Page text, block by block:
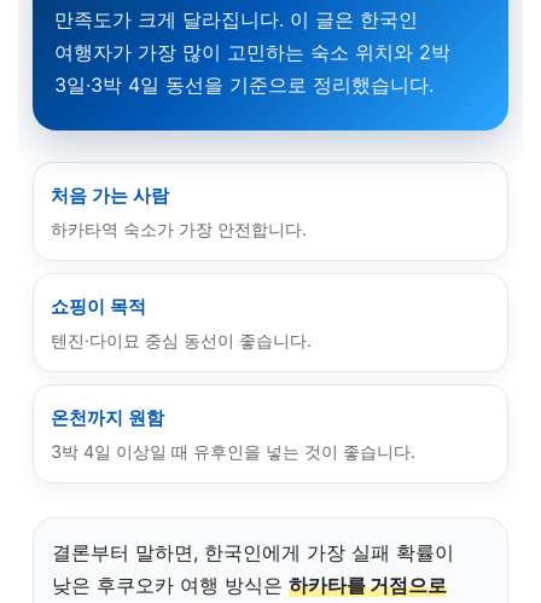
만족도가 크게 달라집니다. 이 글은 한국인
여행자가 가장 많이 고민하는 숙소 위치와 2박
3일·3박 4일 동선을 기준으로 정리했습니다.
처음 가는 사람
하카타역 숙소가 가장 안전합니다.
쇼핑이 목적
텐진·다이묘 중심 동선이 좋습니다.
온천까지 원함
3박 4일 이상일 때 유후인을 넣는 것이 좋습니다.
결론부터 말하면, 한국인에게 가장 실패 확률이
낮은 후쿠오카 여행 방식은 하카타를 거점으로